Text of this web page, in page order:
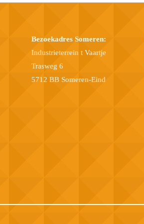
Bezoekadres Someren:
Industrieterrein t Vaartje
Trasweg 6
5712 BB Someren-Eind